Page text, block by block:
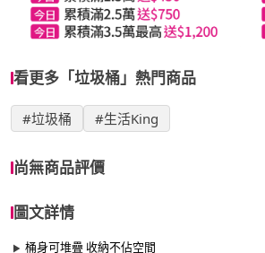
看更多「垃圾桶」熱門商品
#垃圾桶 #生活King
尚無商品評價
圖文詳情
桶身可堆疊 收納不佔空間